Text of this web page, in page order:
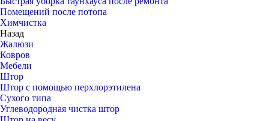
Помещений после потопа
Химчистка
Назад
Жалюзи
Ковров
Мебели
Штор
Штор с помощью перхлорэтилена
Сухого типа
Углеводородная чистка штор